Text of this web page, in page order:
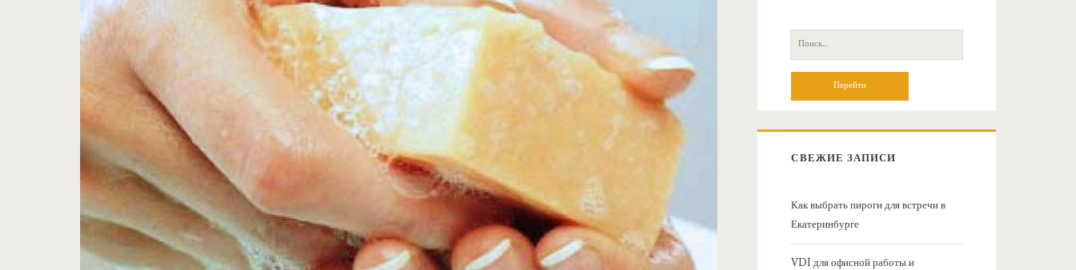
о
П
о
:
СВЕЖИЕ ЗАПИСИ
Как выбрать пироги для встречи в
Екатеринбурге
VDI для офисной работы и